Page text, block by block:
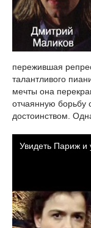
пережившая
талантливого
мечты она
отчаянную борьбу
достоинством.